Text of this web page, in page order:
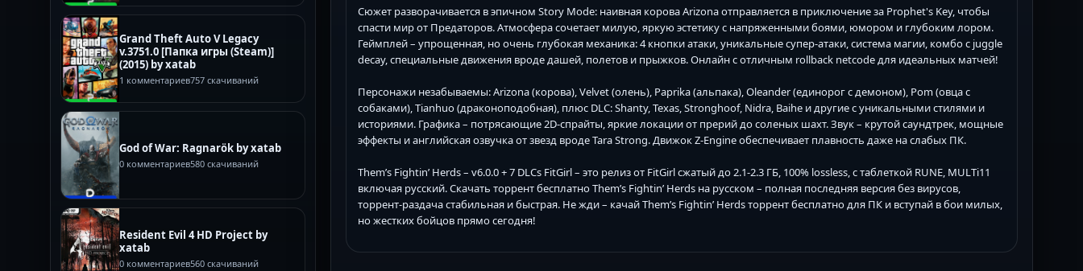
Grand Theft Auto V Legacy
v.3751.0 [Папка игры (Steam)]
(2015) by xatab
1 комментариев757 скачиваний
God of War: Ragnarök by xatab
0 комментариев580 скачиваний
Resident Evil 4 HD Project by
xatab
0 комментариев560 скачиваний
Сюжет разворачивается в эпичном Story Mode: наивная корова Arizona отправляется в приключение за Prophet's Key, чтобы
спасти мир от Предаторов. Атмосфера сочетает милую, яркую эстетику с напряженными боями, юмором и глубоким лором.
Геймплей – упрощенная, но очень глубокая механика: 4 кнопки атаки, уникальные супер-атаки, система магии, комбо с juggle
decay, специальные движения вроде дашей, полетов и прыжков. Онлайн с отличным rollback netcode для идеальных матчей!
Персонажи незабываемы: Arizona (корова), Velvet (олень), Paprika (альпака), Oleander (единорог с демоном), Pom (овца с
собаками), Tianhuo (драконоподобная), плюс DLC: Shanty, Texas, Stronghoof, Nidra, Baihe и другие с уникальными стилями и
историями. Графика – потрясающие 2D-спрайты, яркие локации от прерий до соленых шахт. Звук – крутой саундтрек, мощные
эффекты и английская озвучка от звезд вроде Tara Strong. Движок Z-Engine обеспечивает плавность даже на слабых ПК.
Them’s Fightin’ Herds – v6.0.0 + 7 DLCs FitGirl – это релиз от FitGirl сжатый до 2.1-2.3 ГБ, 100% lossless, с таблеткой RUNE, MULTi11
включая русский. Скачать торрент бесплатно Them’s Fightin’ Herds на русском – полная последняя версия без вирусов,
торрент-раздача стабильная и быстрая. Не жди – качай Them’s Fightin’ Herds торрент бесплатно для ПК и вступай в бои милых,
но жестких бойцов прямо сегодня!